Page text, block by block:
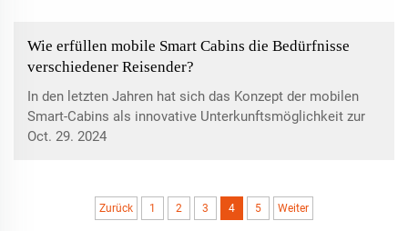
Wie erfüllen mobile Smart Cabins die Bedürfnisse
verschiedener Reisender?
In den letzten Jahren hat sich das Konzept der mobilen
Smart-Cabins als innovative Unterkunftsmöglichkeit zur
Befriedigung der Bedürfnisse verschiedener Reisender
Personalisierung erweisen sich diese Cabins ...
Oct. 29. 2024
Zurück 1 2 3 4 5 Weiter